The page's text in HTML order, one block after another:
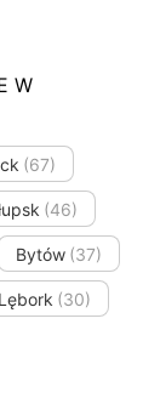
W
(67)
(46)
Bytów (37)
Lębork (30)